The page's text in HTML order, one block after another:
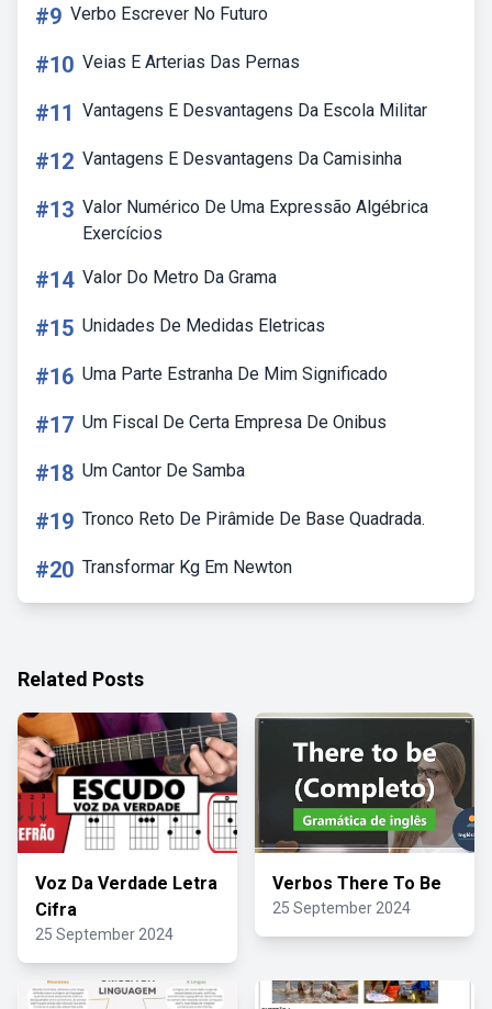
#9 Verbo Escrever No Futuro
#10 Veias E Arterias Das Pernas
#11 Vantagens E Desvantagens Da Escola Militar
#12 Vantagens E Desvantagens Da Camisinha
#13 Valor Numérico De Uma Expressão Algébrica
Exercícios
#14 Valor Do Metro Da Grama
#15 Unidades De Medidas Eletricas
#16 Uma Parte Estranha De Mim Significado
#17 Um Fiscal De Certa Empresa De Onibus
#18 Um Cantor De Samba
#19 Tronco Reto De Pirâmide De Base Quadrada.
#20 Transformar Kg Em Newton
Related Posts
Voz Da Verdade Letra
Cifra
25 September 2024
Verbos There To Be
25 September 2024